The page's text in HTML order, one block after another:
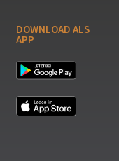
DOWNLOAD ALS
APP